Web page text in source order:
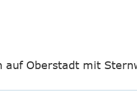
auf Oberstadt mit